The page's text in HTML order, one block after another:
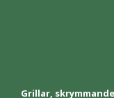
Grillar,